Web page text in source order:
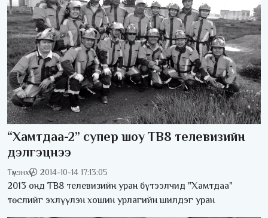
“Хамтдаа-2” супер шоу ТВ8 телевизийн
дэлгэцнээ
Түмэнхүү 2014-10-14 17:13:05
2013 онд ТВ8 телевизийн уран бүтээлчид "Хамтдаа"
төслийг эхлүүлэн хошин урлагийн шилдэг уран